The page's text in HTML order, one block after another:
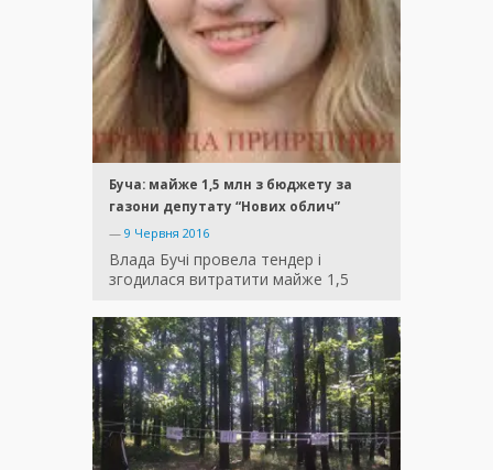
Буча: майже 1,5 млн з бюджету за
газони депутату “Нових облич”
— 9 Червня 2016
Влада Бучі провела тендер і
згодилася витратити майже 1,5